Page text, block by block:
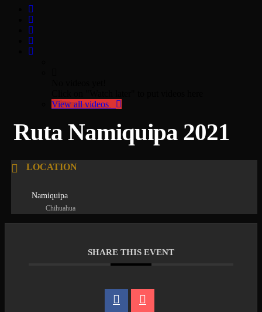
View all videos
Ruta Namiquipa 2021
LOCATION
Namiquipa
Chihuahua
SHARE THIS EVENT